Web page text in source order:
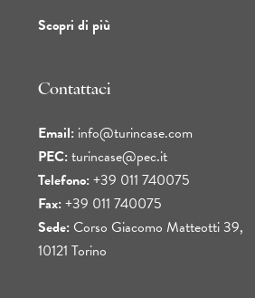
Scopri di più
Contattaci
Email: info@turincase.com
PEC: turincase@pec.it
Telefono: +39 011 740075
Fax: +39 011 740075
Sede: Corso Giacomo Matteotti 39,
10121 Torino